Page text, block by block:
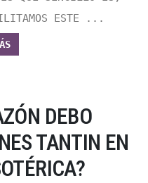
ESTE ...
DEBO
TANTIN EN